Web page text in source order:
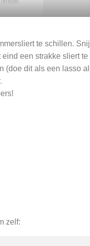
te schillen.
een strakke sliert
(doe dit als een lasso
zelf: